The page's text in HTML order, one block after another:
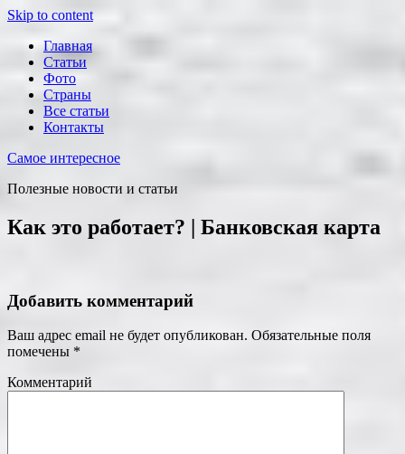
Skip to content
Главная
Статьи
Фото
Страны
Все статьи
Контакты
Самое интересное
Полезные новости и статьи
Как это работает? | Банковская карта
Добавить комментарий
Ваш адрес email не будет опубликован. Обязательные поля
помечены *
Комментарий